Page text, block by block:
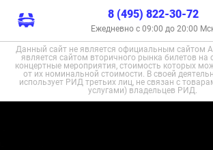
8 (495) 822-30-72
Ежедневно с 09:00 до 20:00
Данный сайт не является официальным сайтом
является сайтом вторичного рынка билетов на
концертные мероприятия, стоимость которых
от их номинальной стоимости. В своей
использует РИД третьих лиц, не связан с
услугами) владельцев РИД.